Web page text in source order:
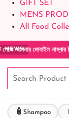
GIFT SET
MENS
All Food
NEWSদিন অথবা চ্যাট
🧴 Shampoo